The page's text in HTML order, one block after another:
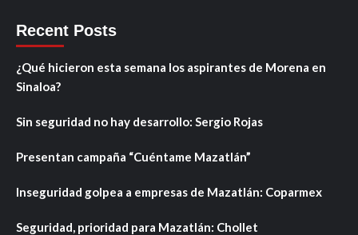
Recent Posts
¿Qué hicieron esta semana los aspirantes de Morena en
Sinaloa?
Sin seguridad no hay desarrollo: Sergio Rojas
Presentan campaña “Cuéntame Mazatlán”
Inseguridad golpea a empresas de Mazatlán: Coparmex
Seguridad, prioridad para Mazatlán: Chollet